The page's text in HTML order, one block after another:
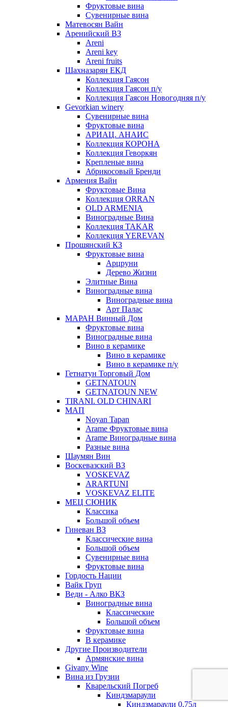
Фруктовые вина
Cувенирные вина
Матевосян Вайн
Аренийский ВЗ
Areni
Areni key
Areni fruits
Шахназарян ЕКД
Коллекция Гаясон
Коллекция Гаясон п/у
Коллекция Гаясон Новогодняя п/у
Gevorkian winery
Сувенирные вина
Фруктовые вина
АРИАЦ. АНАИС
Коллекция КОРОНА
Коллекция Геворкян
Крепленые вина
Абрикосовый Бренди
Армения Вайн
Фруктовые Вина
Коллекция ORRAN
OLD ARMENIA
Виноградные Вина
Коллекция TAKAR
Коллекция YEREVAN
Прошянский КЗ
Фруктовые вина
Арцруни
Дерево Жизни
Элитные Вина
Виноградные вина
Виноградные вина
Арт Палас
МАРАН Винный Дом
Фруктовые вина
Виноградные вина
Вино в керамике
Вино в керамике
Вино в керамике п/у
Гетнатун Торговый Дом
GETNATOUN
GETNATOUN NEW
TIRANI. OLD CHINARI
МАП
Noyan Tapan
Arame Фруктовые вина
Arame Виноградные вина
Разные вина
Шаумян Вин
Воскевазский ВЗ
VOSKEVAZ
ARARTUNI
VOSKEVAZ ELITE
МЕЦ СЮНИК
Классика
Большой объем
Гиневан ВЗ
Классические вина
Большой объем
Сувенирные вина
Фруктовые вина
Гордость Нации
Вайк Груп
Веди - Алко ВКЗ
Виноградные вина
Классические
Большой объем
Фруктовые вина
В керамике
Другие Производители
Армянские вина
Givany Wine
Вина из Грузии
Кварельский Погреб
Киндзмараули
Киндзмараули 0,75л